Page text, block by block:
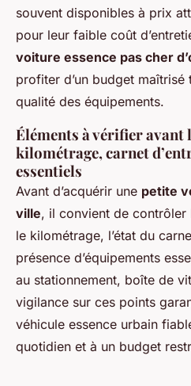
souvent disponibles à prix
pour leur faible coût
voiture essence pas cher
profiter d’un budget maîtrisé
qualité des équipements.
Éléments à vérifier avant
kilométrage, carnet
essentiels
Avant d’acquérir une petite
ville, il convient de contrôler
le kilométrage, l’état du
présence d’équipements
au stationnement, boîte de
vigilance sur ces points
véhicule essence urbain
quotidien et à un budget